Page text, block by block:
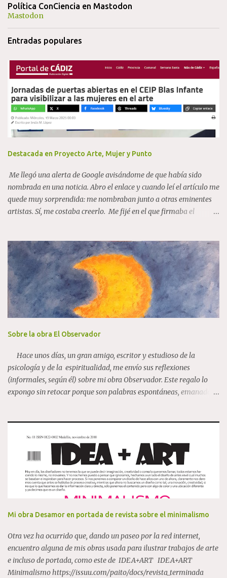
i
c
u
c
o
m
e
n
t
a
r
i
Política ConCiencia en Mastodon
Mastodon
Entradas populares
Destacada en Proyecto Arte, Mujer y Punto
Me llegó una alerta de Google avisándome de que había sido
nombrada en una noticia. Abro el enlace y cuando leí el artículo me
quede muy sorprendida: me nombraban junto a otras eminentes
artistas. Sí, me costaba creerlo. Me fijé en el que firmaba el
gaditano), ni nada que justifique algún tipo de "enchufe". Así que...
¡encantada con mayor razón! Proyecto Arte, Mujer y Punto En el
quinto párrafo: "Históricamente, el ámbito artístico ha estado
dominado por hombres, aunque esta tendencia está cambiando
con la presencia de mujeres artistas reconocidas
internacionalmente. Algunas de las figuras mencionadas en la
iniciativa incluyen a Bárbara Krugger, Flora Borsi, Concha
Mamely, Pepa Caballero, Adela Casado Cano , Mª Dolores Gil,
relevancia internacional como Pilar Albarracín, Mari...
Sobre la obra El Observador
Hace unos días, un gran amigo, escritor y estudioso de la
psicología y de la espiritualidad, me envío sus reflexiones
(informales, según él) sobre mi obra Observador. Este regalo lo
expongo sin retocar porque son palabras espontáneas, emanadas
extraordinario y muy enigmático. El Observador, año
2007,100x80 cm, acrílico sobre lienzo Sabía que era una
expresión creativa esencial en la naturaleza. He reflexionado, sin
que por ello sea en mis pensamientos original, sobre esta especie
de entidad que debe estar dentro de nosotros. Si hay un
observador, lo que hace es ver sin intervenir, de manera neutral, a
nuestra mente ; esa que los psicólogos estudiamos como funciones
Mi obra Desamor en portada de revista sobre el minimalismo
Otra vez ha ocurrido que, dando un paseo por la red internet,
encuentro alguna de mis obras usada para ilustrar trabajos de arte
e incluso de portada, como este de IDEA+ART IDEA+ART
Minimalismo https://issuu.com/paito/docs/revista_terminada